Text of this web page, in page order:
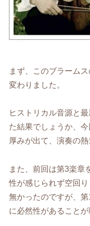
まず、このブラーム
変わりました。
ヒストリカル音源と
た結果でしょうか、
厚みが出て、演奏の
また、前回は第3楽章
性が感じられず空回
無かったのですが、
に必然性があることが